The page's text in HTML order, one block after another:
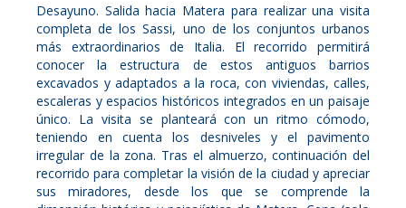
Desayuno. Salida hacia Matera para realizar una visita
completa de los Sassi, uno de los conjuntos urbanos
más extraordinarios de Italia. El recorrido permitirá
conocer la estructura de estos antiguos barrios
excavados y adaptados a la roca, con viviendas, calles,
escaleras y espacios históricos integrados en un paisaje
único. La visita se planteará con un ritmo cómodo,
teniendo en cuenta los desniveles y el pavimento
irregular de la zona. Tras el almuerzo, continuación del
recorrido para completar la visión de la ciudad y apreciar
sus miradores, desde los que se comprende la